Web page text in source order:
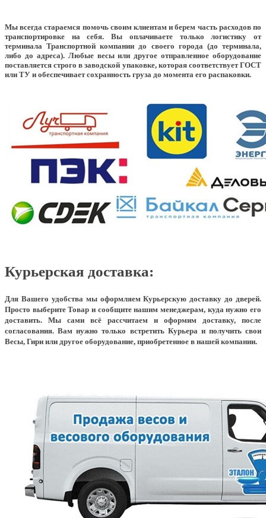
Мы всегда стараемся помочь своим клиентам и берем часть расходов по
транспортировке на себя. Вы оплачиваете только логистику от
терминала Транспортной компании до своего города (до терминала,
либо до адреса). Любые весы или другое отправленное оборудование
поставляется строго в заводской упаковке, которая соответствует ГОСТ
или ТУ и обеспечивает сохранность груза до момента его распаковки.
Курьерская доставка:
Для Вашего удобства мы оформляем Курьерскую доставку до дверей.
Просто выберите Товар и сообщите нашим менеджерам, куда нужно его
доставить. Мы сами всё рассчитаем и оформим доставку, после
согласования. Вам нужно только встретить Курьера и получить свои
Весы, Гири или другое оборудование, приобретенное в нашей компании.